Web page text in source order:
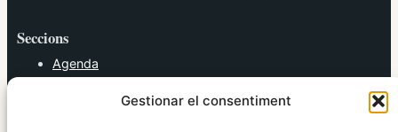
Gestionar el consentiment
Seccions
Agenda